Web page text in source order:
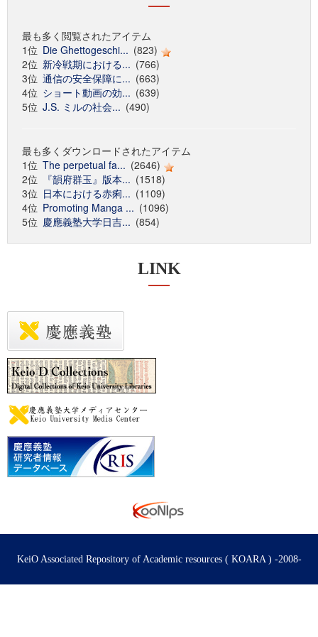
最も多く閲覧されたアイテム
1位 Die Ghettogeschi... (823)
2位 新冷戦期における... (766)
3位 通信の安全保障に... (663)
4位 ショート動画の効... (639)
5位 J.S. ミルの社会... (490)
最も多くダウンロードされたアイテム
1位 The perpetual fa... (2646)
2位
『韻府群玉』版本... (1518)
3位 日本における赤痢... (1109)
4位 Promoting Manga ... (1096)
5位 慶應義塾大学日吉... (854)
LINK
KeiO Associated Repository of Academic resources ( KOARA ) -2008-